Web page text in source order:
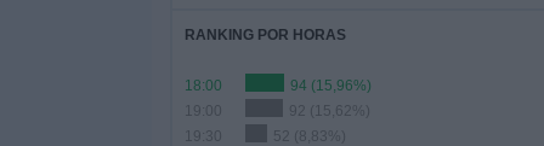
RANKING POR HORAS
18:00
94 (15,96%)
19:00
92 (15,62%)
19:30
52 (8,83%)